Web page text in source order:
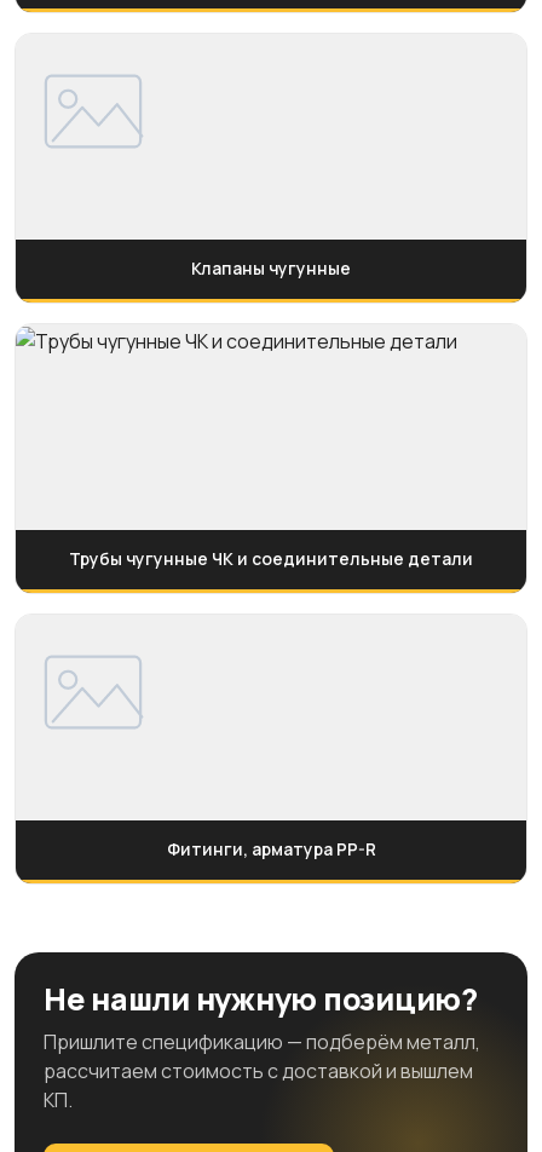
Клапаны чугунные
Трубы чугунные ЧК и соединительные детали
Фитинги, арматура PP-R
Не нашли нужную позицию?
Пришлите спецификацию — подберём металл,
рассчитаем стоимость с доставкой и вышлем
КП.